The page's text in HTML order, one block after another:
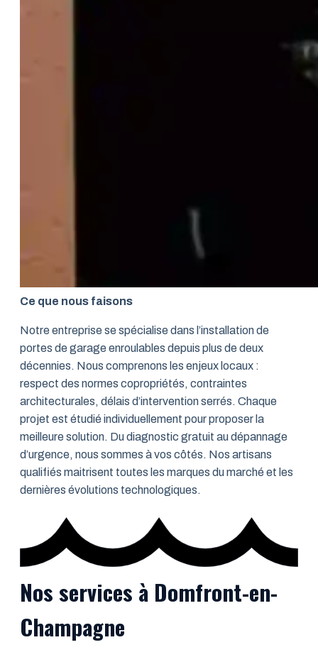
Ce que nous faisons
Notre entreprise se spécialise dans l’installation de
portes de garage enroulables depuis plus de deux
décennies. Nous comprenons les enjeux locaux :
respect des normes copropriétés, contraintes
architecturales, délais d’intervention serrés. Chaque
projet est étudié individuellement pour proposer la
meilleure solution. Du diagnostic gratuit au dépannage
d’urgence, nous sommes à vos côtés. Nos artisans
qualifiés maitrisent toutes les marques du marché et les
dernières évolutions technologiques.
Nos services à Domfront-en-
Champagne